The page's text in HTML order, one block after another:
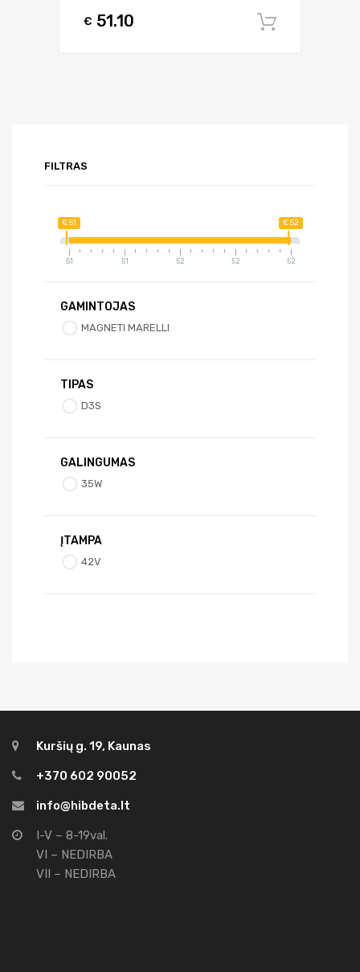
€ 51.10
FILTRAS
€ 51 € 52
51 51 52 52 52
GAMINTOJAS
MAGNETI MARELLI
TIPAS
D3S
GALINGUMAS
35W
ĮTAMPA
42V
Kuršių g. 19, Kaunas
+370 602 90052
info@hibdeta.lt
I-V – 8-19val.
VI – NEDIRBA
VII – NEDIRBA